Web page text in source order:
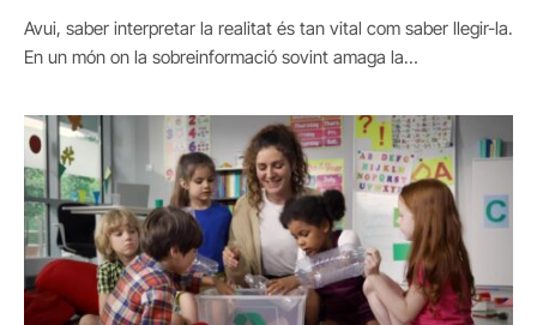
Avui, saber interpretar la realitat és tan vital com saber llegir-la.
En un món on la sobreinformació sovint amaga la…